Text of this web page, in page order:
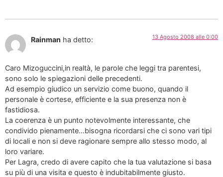
Rainman ha detto: 13 Agosto 2008 alle 0:00
Caro Mizoguccini,in realtà, le parole che leggi tra parentesi,
sono solo le spiegazioni delle precedenti.
Ad esempio giudico un servizio come buono, quando il
personale è cortese, efficiente e la sua presenza non è
fastidiosa.
La coerenza è un punto notevolmente interessante, che
condivido pienamente…bisogna ricordarsi che ci sono vari tipi
di locali e non si deve ragionare sempre allo stesso modo, al
loro variare.
Per Lagra, credo di avere capito che la tua valutazione si basa
su più di una visita e questo è indubitabilmente giusto.